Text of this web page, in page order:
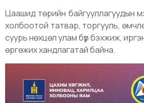
Цаашид төрийн байгууллагуудын
холбоотой татвар, торгууль,
суурь нөхцөл улам бүр бэхжиж,
өргөжих хандлагатай байна.